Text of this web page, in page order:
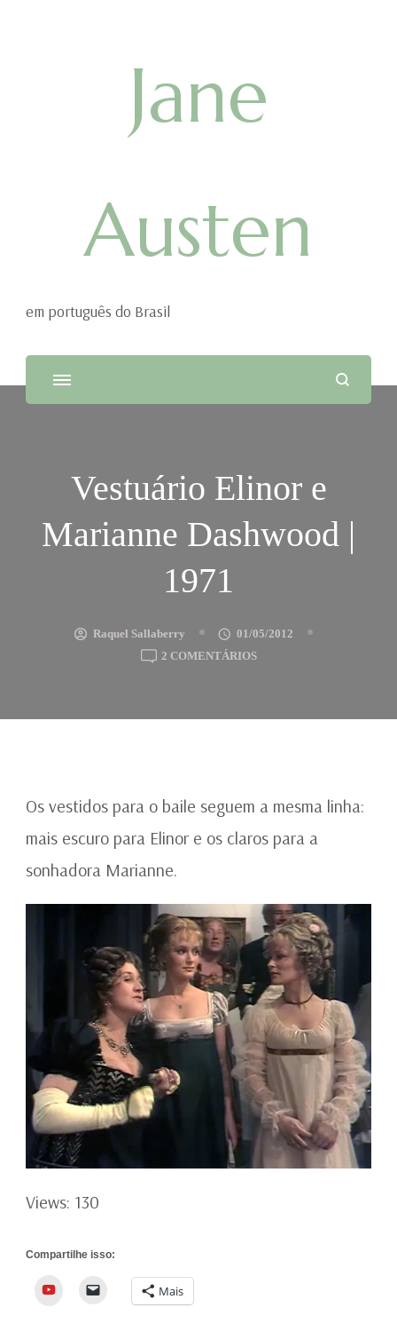
Jane
Austen
em português do Brasil
Vestuário Elinor e
Marianne Dashwood |
1971
Raquel Sallaberry
01/05/2012
2 COMENTÁRIOSEM
E
Os vestidos para o baile seguem a mesma linha:
mais escuro para Elinor e os claros para a
sonhadora Marianne.
Views: 130
Compartilhe isso:
YouTube Mais